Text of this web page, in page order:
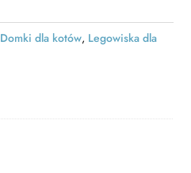
Domki dla kotów, Legowiska dla